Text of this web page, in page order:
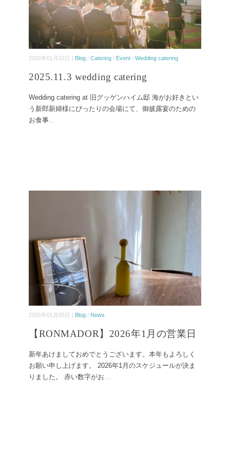
2026年01月22日 | Blog / Catering / Event / Wedding catering
2025.11.3 wedding catering
Wedding catering at 旧グッゲンハイム邸 海がお好きとい
う新郎新婦様にぴったりの会場にて、御披露宴のための
お食事
2026年01月05日 | Blog / News
【RONMADOR】2026年1月の営業日
新年あけましておめでとうございます。本年もよろしく
お願い申し上げます。 2026年1月のスケジュールが決ま
りました。 赤い数字がお